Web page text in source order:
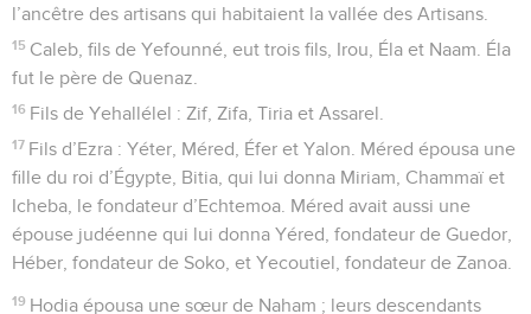
l’ancêtre des artisans qui habitaient la vallée des Artisans.
15 Caleb, fils de Yefounné, eut trois fils, Irou, Éla et Naam. Éla
fut le père de Quenaz.
16 Fils de Yehallélel : Zif, Zifa, Tiria et Assarel.
17 Fils d’Ezra : Yéter, Méred, Éfer et Yalon. Méred épousa une
fille du roi d’Égypte, Bitia, qui lui donna Miriam, Chammaï et
Icheba, le fondateur d’Echtemoa. Méred avait aussi une
épouse judéenne qui lui donna Yéred, fondateur de Guedor,
Héber, fondateur de Soko, et Yecoutiel, fondateur de Zanoa.
19 Hodia épousa une sœur de Naham ; leurs descendants